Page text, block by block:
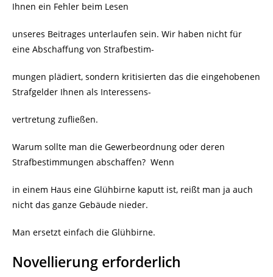
Ihnen ein Fehler beim Lesen
unseres Beitrages unterlaufen sein. Wir haben nicht für
eine Abschaffung von Strafbestim-
mungen plädiert, sondern kritisierten das die eingehobenen
Strafgelder Ihnen als Interessens-
vertretung zufließen.
Warum sollte man die Gewerbeordnung oder deren
Strafbestimmungen abschaffen? Wenn
in einem Haus eine Glühbirne kaputt ist, reißt man ja auch
nicht das ganze Gebäude nieder.
Man ersetzt einfach die Glühbirne.
Novellierung erforderlich